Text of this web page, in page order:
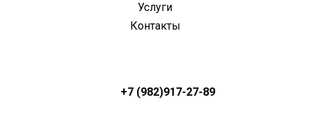
Услуги
Контакты
+7 (982)917-27-89